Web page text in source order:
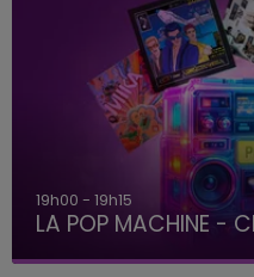
19h00 - 19h15
LA POP MACHINE -